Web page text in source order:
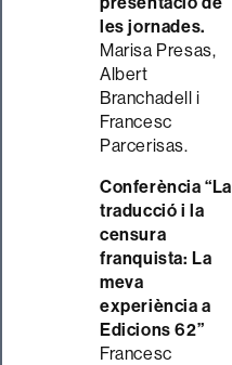
les jornades.
Marisa Presas,
Albert
Branchadell i
Francesc
Parcerisas.
Conferència “La
traducció i la
censura
franquista: La
meva
experiència a
Edicions 62”
Francesc